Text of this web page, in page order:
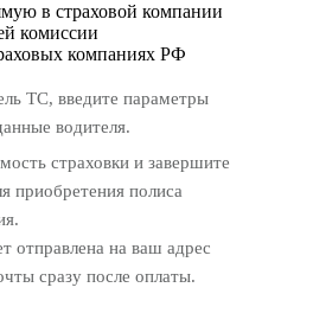
в страховой компании
комиссии
компаниях РФ
ТС, введите параметры
водителя.
страховки и завершите
приобретения полиса
отправлена на ваш адрес
сразу после оплаты.